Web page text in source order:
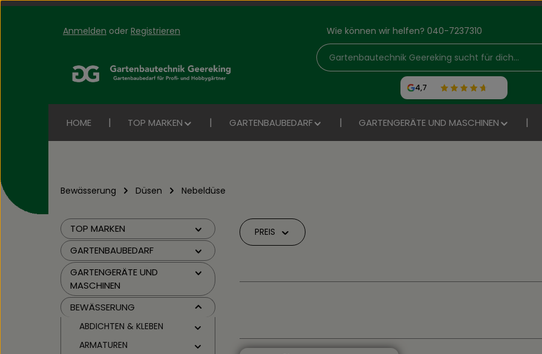
Zum Hauptinhalt springen
Zur Suche springen
Zur Hauptnavigation springen
Anmelden oder Registrieren Wie können wir helfen? 040-7237310
4,7
HOME TOP MARKEN GARTENBAUBEDARF GARTENGERÄTE UND MASCHINEN
Bewässerung Düsen Nebeldüse
TOP MARKEN
GARTENBAUBEDARF
GARTENGERÄTE UND
MASCHINEN
BEWÄSSERUNG
ABDICHTEN & KLEBEN
ARMATUREN
PREIS